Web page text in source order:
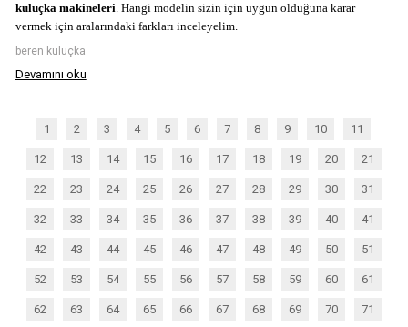
kuluçka makineleri. Hangi modelin sizin için uygun olduğuna karar
vermek için aralarındaki farkları inceleyelim.
beren kuluçka
Devamını oku
1 2 3 4 5 6 7 8 9 10 11
12 13 14 15 16 17 18 19 20 21
22 23 24 25 26 27 28 29 30 31
32 33 34 35 36 37 38 39 40 41
42 43 44 45 46 47 48 49 50 51
52 53 54 55 56 57 58 59 60 61
62 63 64 65 66 67 68 69 70 71